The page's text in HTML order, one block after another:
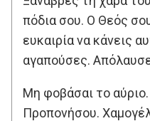
πόδια σου. Ο Θεός
ευκαιρία να κάνεις
αγαπούσες.
Μη φοβάσαι το
Προπονήσου.